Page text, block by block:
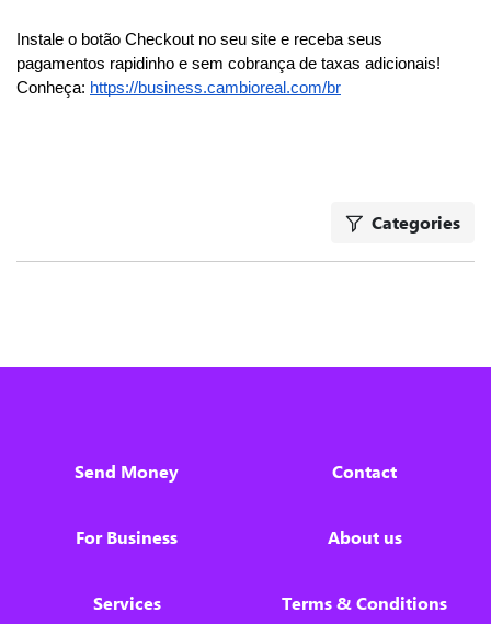
Instale o botão Checkout no seu site e receba seus
pagamentos rapidinho e sem cobrança de taxas adicionais!
Conheça: https://business.cambioreal.com/br
Categories
Send Money
For Business
Services
Contact
About us
Terms & Conditions